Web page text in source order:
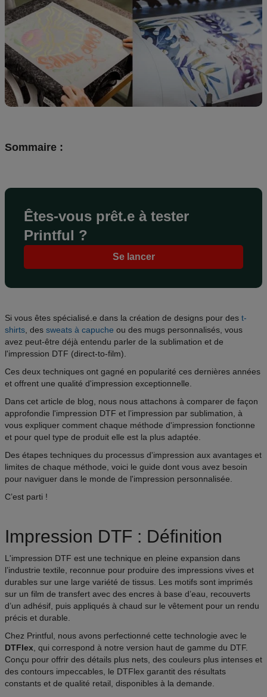
design
Tarifs
FR
Sommaire :
Êtes-vous prêt.e à tester
Printful ?
Se lancer
Si vous êtes spécialisé.e dans la création de designs pour des t-
shirts , des sweats à capuche ou des mugs personnalisés, vous
avez peut-être déjà entendu parler de la sublimation et de
l'impression DTF (direct-to-film).
Ces deux techniques ont gagné en popularité ces dernières années
et offrent une qualité d'impression exceptionnelle.
Dans cet article de blog, nous nous attachons à comparer de façon
approfondie l'impression DTF et l’impression par sublimation, à
vous expliquer comment chaque méthode d'impression fonctionne
et pour quel type de produit elle est la plus adaptée.
Des étapes techniques du processus d'impression aux avantages et
limites de chaque méthode, voici le guide dont vous avez besoin
pour naviguer dans le monde de l'impression personnalisée.
C’est parti !
Impression DTF : Définition
L'impression DTF est une technique en pleine expansion dans
l’industrie textile, reconnue pour produire des impressions vives et
durables sur une large variété de tissus. Les motifs sont imprimés
sur un film de transfert avec des encres à base d’eau, recouverts
d’un adhésif, puis appliqués à chaud sur le vêtement pour un rendu
précis et durable.
Chez Printful, nous avons perfectionné cette technologie avec le
DTFlex , qui correspond à notre version haut de gamme du DTF.
Conçu pour offrir des détails plus nets, des couleurs plus intenses et
des contours impeccables, le DTFlex garantit des résultats
constants et de qualité retail, disponibles à la demande.